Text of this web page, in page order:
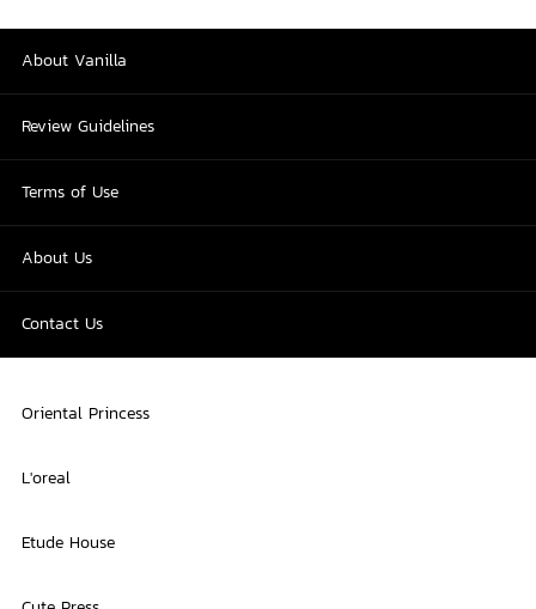
About Vanilla
Review Guidelines
Terms of Use
About Us
Contact Us
Oriental Princess
L'oreal
Etude House